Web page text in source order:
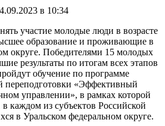
в 10:34
участие молодые люди в возрасте
образование и проживающие в
округе. Победителями 15 молодых
результаты по итогам всех этапов
обучение по программе
переподготовки «Эффективный
управлении», в рамках которой
в каждом из субъектов Российской
в Уральском федеральном округе.